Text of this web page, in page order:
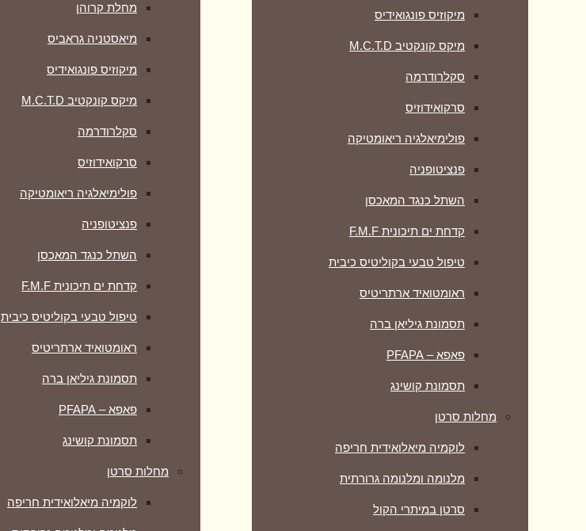
מיקוזיס פונגואידיס
מיקס קונקטיב M.C.T.D
סקלרודרמה
סרקואידוזיס
פולימיאלגיה ריאומטיקה
‏פנציטופניה
השתל כנגד המאכסן
קדחת ים תיכונית F.M.F
טיפול טבעי בקוליטיס כיבית
ראומטואיד ארתריטיס
תסמונת גיליאן ברה
פאפא – PFAPA
תסמונת קושינג
מחלות סרטן
לוקמיה מיאלואידית חריפה
מלנומה ומלנומה גרורתית
סרטן במיתרי הקול
מחלת קרוהן
מיאסטניה גראביס
מיקוזיס פונגואידיס
מיקס קונקטיב M.C.T.D
סקלרודרמה
סרקואידוזיס
פולימיאלגיה ריאומטיקה
‏פנציטופניה
השתל כנגד המאכסן
קדחת ים תיכונית F.M.F
טיפול טבעי בקוליטיס כיבית
ראומטואיד ארתריטיס
תסמונת גיליאן ברה
פאפא – PFAPA
תסמונת קושינג
מחלות סרטן
לוקמיה מיאלואידית חריפה